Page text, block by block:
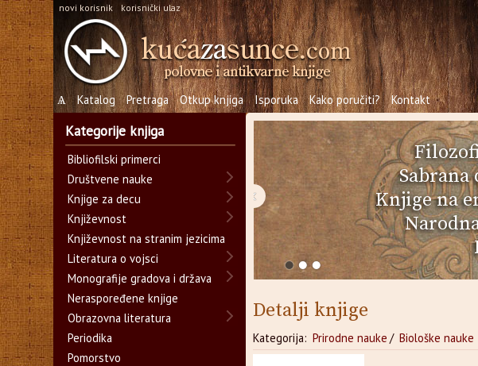
novi korisnik korisnički ulaz
Ѧ Katalog Pretraga Otkup knjiga Isporuka Kako poručiti? Kontakt
Sabrana
Knjige na
‹
Detalji knjige
Kategorija: Prirodne nauke / Biološke nauke
Kategorije knjiga
Bibliofilski primerci
Društvene nauke
Knjige za decu
Književnost
Književnost na stranim jezicima
Literatura o vojsci
Monografije gradova i država
Neraspoređene knjige
Obrazovna literatura
Periodika
Pomorstvo